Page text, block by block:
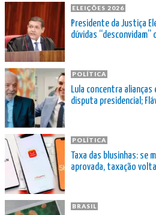
ELEIÇÕES 2026
Presidente da Justiça
dúvidas
POLÍTICA
Lula concentra
disputa presidencial;
POLÍTICA
Taxa das blusinhas: se
aprovada, taxação
BRASIL